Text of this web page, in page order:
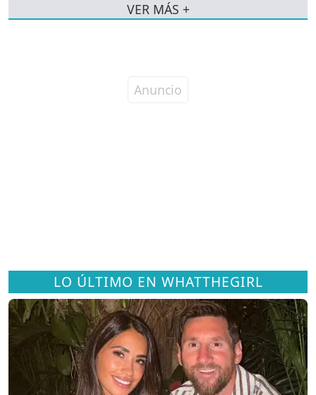
LO ÚLTIMO EN WHATTHEGIRL
VER MÁS +